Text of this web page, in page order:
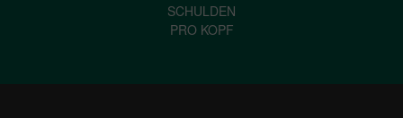
SCHULDEN
PRO KOPF